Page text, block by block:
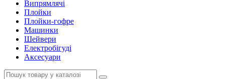
Випрямлячі
Плойки
Плойки-гофре
Машинки
Шейвери
Електробігуді
Аксесуари